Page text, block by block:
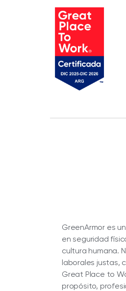
GreenArmor es
en seguridad
cultura humana.
laborales justas,
Great Place to
propósito,